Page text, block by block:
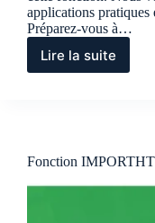
applications pratiques
Préparez-vous à…
Lire la suite
Fonction
Fonction